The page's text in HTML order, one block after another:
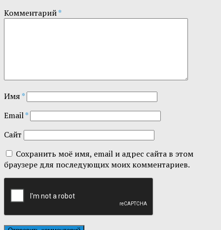
Комментарий*
Имя*
Email*
Сайт
Сохранить моё имя, email и адрес сайта в этом
браузере для последующих моих комментариев.